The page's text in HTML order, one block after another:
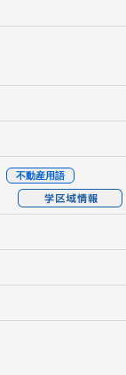
不動産用語